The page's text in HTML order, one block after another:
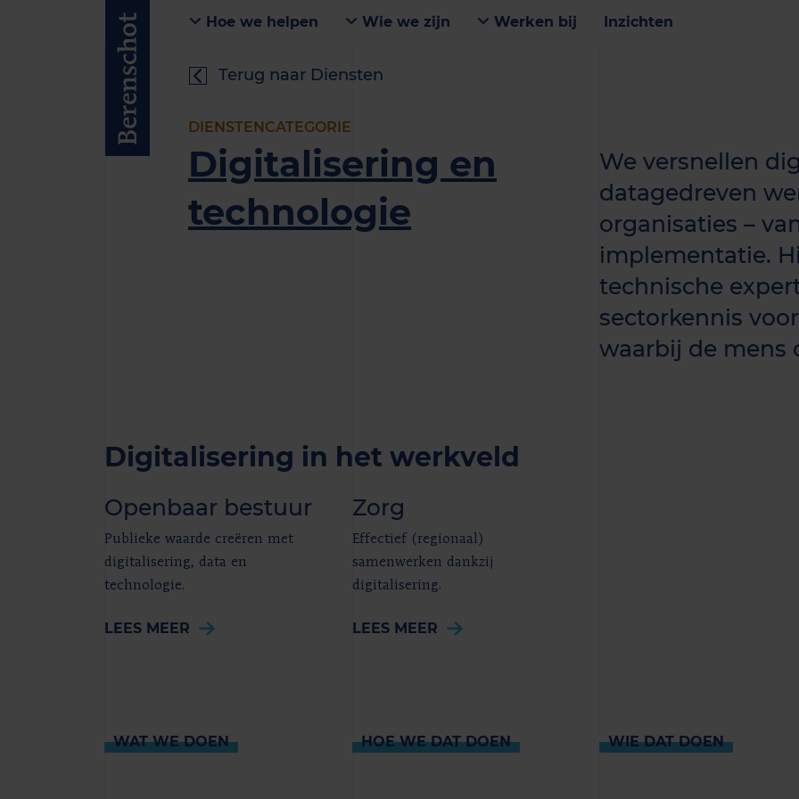
Hoe we helpen Wie we zijn Werken bij Inzichten
Terug naar Diensten
DIENSTENCATEGORIE
Digitalisering en
technologie
We versnellen
datagedreven
organisaties –
implementatie.
technische
sectorkennis
waarbij de mens
Digitalisering in het werkveld
Openbaar bestuur
Publieke waarde creëren met
digitalisering, data en
technologie.
LEES MEER
Zorg
Effectief (regionaal)
samenwerken dankzij
digitalisering.
LEES MEER
WAT WE DOEN HOE WE DAT DOEN WIE DAT DOEN